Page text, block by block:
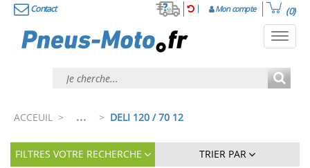
Contact Mon compte (0)
ACCEUIL > ... > DELI 120 / 70 12
FILTRES VOTRE RECHERCHE TRIER PAR